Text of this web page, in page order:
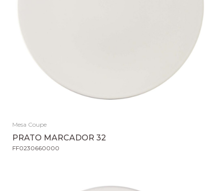
Mesa Coupe
PRATO MARCADOR 32
FF0230660000